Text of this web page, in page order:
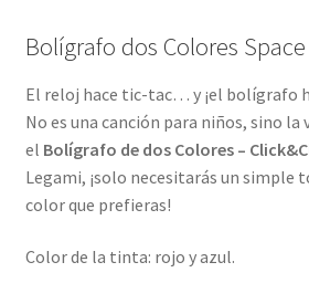
Bolígrafo dos Colores Space
El reloj hace tic-tac… y ¡el bolígrafo
No es una canción para niños, sino la
el Bolígrafo de dos Colores –
Legami, ¡solo necesitarás un simple
color que prefieras!
Color de la tinta: rojo y azul.